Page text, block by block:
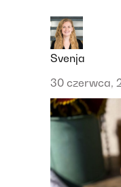
Svenja
30 czerwca,